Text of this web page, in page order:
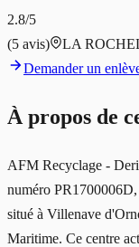
2.8/5
(5 avis) LA
Demander un
À propos de
AFM Recyclage -
numéro
situé à Villenave
Maritime. Ce centre